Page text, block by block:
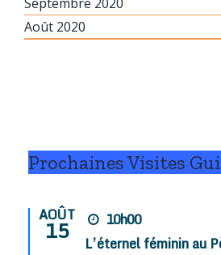
Août 2020
Prochaines Visites
AOÛT
15
10h00
L’éternel féminin au